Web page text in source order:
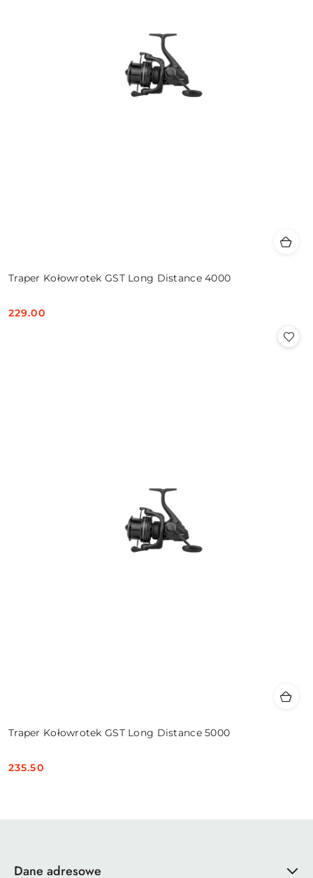
Traper Kołowrotek GST Long Distance 4000
Cena:
229.00
Traper Kołowrotek GST Long Distance 5000
Cena:
235.50
Dane adresowe